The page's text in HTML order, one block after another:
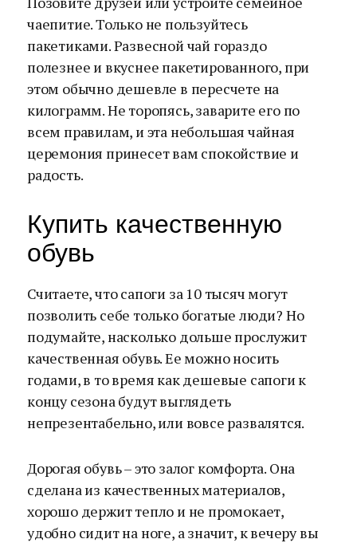
чаепитие. Только не пользуйтесь
пакетиками. Развесной чай гораздо
полезнее и вкуснее пакетированного, при
этом обычно дешевле в пересчете на
килограмм. Не торопясь, заварите его по
всем правилам, и эта небольшая чайная
церемония принесет вам спокойствие и
радость.
Купить качественную
обувь
Считаете, что сапоги за 10 тысяч могут
позволить себе только богатые люди? Но
подумайте, насколько дольше прослужит
качественная обувь. Ее можно носить
годами, в то время как дешевые сапоги к
концу сезона будут выглядеть
непрезентабельно, или вовсе развалятся.
Дорогая обувь – это залог комфорта. Она
сделана из качественных материалов,
хорошо держит тепло и не промокает,
удобно сидит на ноге, а значит, к вечеру вы